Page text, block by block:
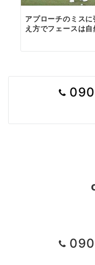
アプローチのミス
え方でフェースは自